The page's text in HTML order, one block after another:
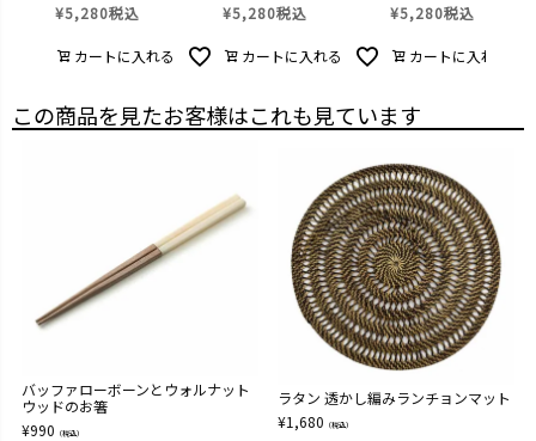
¥5,280税込
カートに入れる
¥5,280税込
カートに入れる
¥5,280税込
カートに入れる
この商品を見たお客様はこれも見ています
バッファローボーンとウォルナット
ウッドのお箸
¥990 （税込）
ラタン 透かし編みランチョンマット
¥1,680 （税込）